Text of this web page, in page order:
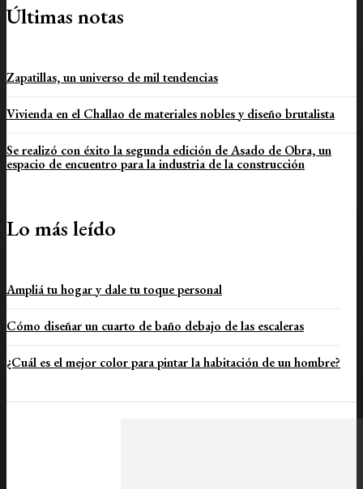
Últimas notas
Zapatillas, un universo de mil tendencias
Vivienda en el Challao de materiales nobles y diseño brutalista
Se realizó con éxito la segunda edición de Asado de Obra, un
espacio de encuentro para la industria de la construcción
Lo más leído
Ampliá tu hogar y dale tu toque personal
Cómo diseñar un cuarto de baño debajo de las escaleras
¿Cuál es el mejor color para pintar la habitación de un hombre?